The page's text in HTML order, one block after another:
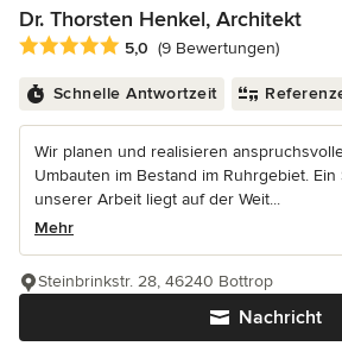
Dr. Thorsten Henkel, Architekt
Durchschnittliche Bewertung: 5 von 5
5,0 (9 Bewertungen)
Schnelle Antwortzeit
Wir planen und realisieren
Umbauten im Bestand im Ruhrgebiet.
unserer Arbeit liegt auf der Weit...
Mehr
Nachricht
Steinbrinkstr. 28, 46240 Bottrop